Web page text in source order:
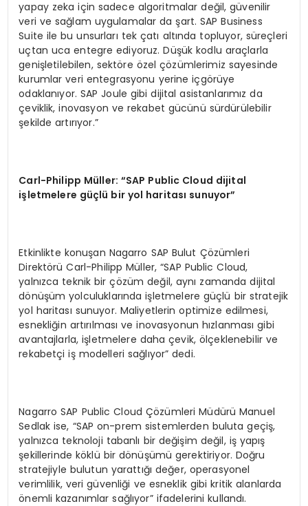
yapay zeka için sadece algoritmalar değil, güvenilir
veri ve sağlam uygulamalar da şart. SAP Business
Suite ile bu unsurları tek çatı altında topluyor, süreçleri
uçtan uca entegre ediyoruz. Düşük kodlu araçlarla
genişletilebilen, sektöre özel çözümlerimiz sayesinde
kurumlar veri entegrasyonu yerine içgörüye
odaklanıyor. SAP Joule gibi dijital asistanlarımız da
çeviklik, inovasyon ve rekabet gücünü sürdürülebilir
şekilde artırıyor.”
Carl-Philipp Müller: “SAP Public Cloud dijital
işletmelere güçlü bir yol haritası sunuyor”
Etkinlikte konuşan Nagarro SAP Bulut Çözümleri
Direktörü Carl-Philipp Müller, “SAP Public Cloud,
yalnızca teknik bir çözüm değil, aynı zamanda dijital
dönüşüm yolculuklarında işletmelere güçlü bir stratejik
yol haritası sunuyor. Maliyetlerin optimize edilmesi,
esnekliğin artırılması ve inovasyonun hızlanması gibi
avantajlarla, işletmelere daha çevik, ölçeklenebilir ve
rekabetçi iş modelleri sağlıyor” dedi.
Nagarro SAP Public Cloud Çözümleri Müdürü Manuel
Sedlak ise, “SAP on-prem sistemlerden buluta geçiş,
yalnızca teknoloji tabanlı bir değişim değil, iş yapış
şekillerinde köklü bir dönüşümü gerektiriyor. Doğru
stratejiyle bulutun yarattığı değer, operasyonel
verimlilik, veri güvenliği ve esneklik gibi kritik alanlarda
önemli kazanımlar sağlıyor” ifadelerini kullandı.